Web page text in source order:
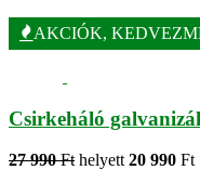
AKCIÓK,
Csirkeháló
27 990 Ft helyett 20 990 Ft